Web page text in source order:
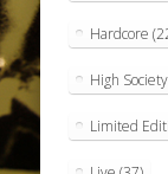
Hardcore
High Society
Limited